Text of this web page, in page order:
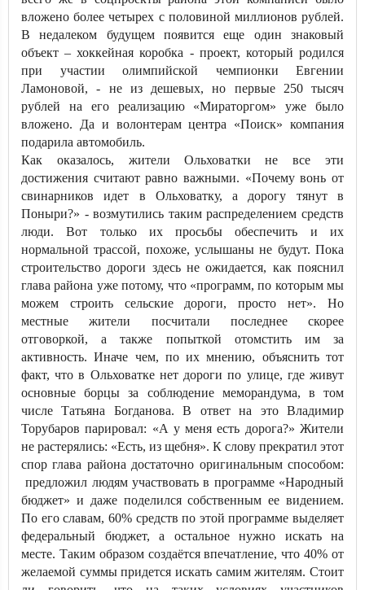
вложено более четырех с половиной миллионов рублей.
В недалеком будущем появится еще один знаковый
объект – хоккейная коробка - проект, который родился
при участии олимпийской чемпионки Евгении
Ламоновой, - не из дешевых, но первые 250 тысяч
рублей на его реализацию «Мираторгом» уже было
вложено. Да и волонтерам центра «Поиск» компания
подарила автомобиль.
Как оказалось, жители Ольховатки не все эти
достижения считают равно важными. «Почему вонь от
свинарников идет в Ольховатку, а дорогу тянут в
Поныри?» - возмутились таким распределением средств
люди. Вот только их просьбы обеспечить и их
нормальной трассой, похоже, услышаны не будут. Пока
строительство дороги здесь не ожидается, как пояснил
глава района уже потому, что «программ, по которым мы
можем строить сельские дороги, просто нет». Но
местные жители посчитали последнее скорее
отговоркой, а также попыткой отомстить им за
активность. Иначе чем, по их мнению, объяснить тот
факт, что в Ольховатке нет дороги по улице, где живут
основные борцы за соблюдение меморандума, в том
числе Татьяна Богданова. В ответ на это Владимир
Торубаров парировал: «А у меня есть дорога?» Жители
не растерялись: «Есть, из щебня». К слову прекратил этот
спор глава района достаточно оригинальным способом:
предложил людям участвовать в программе «Народный
бюджет» и даже поделился собственным ее видением.
По его славам, 60% средств по этой программе выделяет
федеральный бюджет, а остальное нужно искать на
месте. Таким образом создаётся впечатление, что 40% от
желаемой суммы придется искать самим жителям. Стоит